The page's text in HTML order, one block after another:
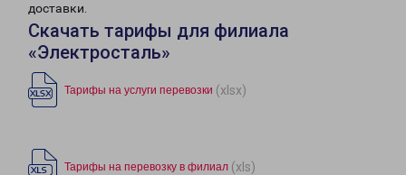
доставки.
Скачать тарифы для филиала
«Электросталь»
Тарифы на услуги перевозки (xlsx)
Тарифы на перевозку в филиал (xls)